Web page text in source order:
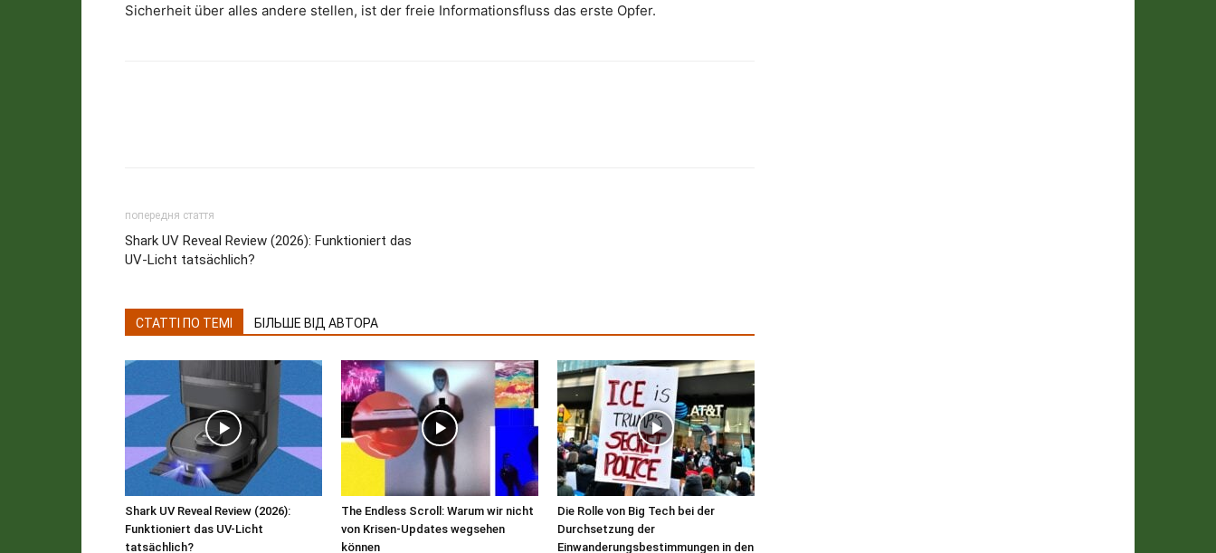
Sicherheit über alles andere stellen, ist der freie Informationsfluss das erste Opfer.
попередня стаття
Shark UV Reveal Review (2026): Funktioniert das
UV-Licht tatsächlich?
СТАТТІ ПО ТЕМІ БІЛЬШЕ ВІД АВТОРА
Shark UV Reveal Review (2026):
Funktioniert das UV-Licht
tatsächlich?
The Endless Scroll: Warum wir nicht
von Krisen-Updates wegsehen
können
Die Rolle von Big Tech bei der
Durchsetzung der
Einwanderungsbestimmungen in den